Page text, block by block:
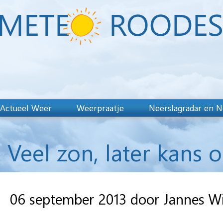
Actueel Weer Weerpraatje Neerslagradar en
Veel zon, later kans
06 september 2013 door Jannes